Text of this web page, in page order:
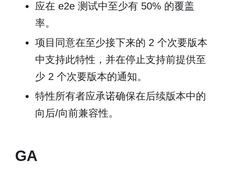
应在 e2e 测试中至少有 50% 的覆盖
率。
项目同意在至少接下来的 2 个次要版本
中支持此特性，并在停止支持前提供至
少 2 个次要版本的通知。
特性所有者应承诺确保在后续版本中的
向后/向前兼容性。
GA